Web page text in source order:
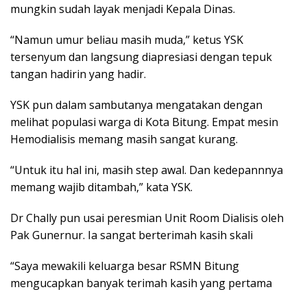
mungkin sudah layak menjadi Kepala Dinas.
“Namun umur beliau masih muda,” ketus YSK
tersenyum dan langsung diapresiasi dengan tepuk
tangan hadirin yang hadir.
YSK pun dalam sambutanya mengatakan dengan
melihat populasi warga di Kota Bitung. Empat mesin
Hemodialisis memang masih sangat kurang.
“Untuk itu hal ini, masih step awal. Dan kedepannnya
memang wajib ditambah,” kata YSK.
Dr Chally pun usai peresmian Unit Room Dialisis oleh
Pak Gunernur. Ia sangat berterimah kasih skali
“Saya mewakili keluarga besar RSMN Bitung
mengucapkan banyak terimah kasih yang pertama